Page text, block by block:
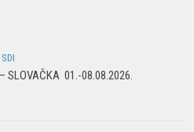
SDI
SLOVAČKA 01.-08.08.2026.